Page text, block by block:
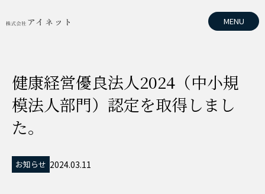
MENU
健康経営優良法人2024（中小規
模法人部門）認定を取得しまし
た。
お知らせ 2024.03.11